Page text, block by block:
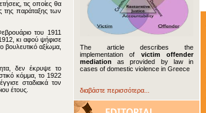
το συνέδριο
τις οποίες θα
της παράταξης των
του 1911
κι αφού ψήφισε
αξίωμα,
δεν έκρυψε το
κόμμα, το 1922
σταδιακά τον
The article describes the
implementation of victim offender
mediationas provided by law in
cases of domestic violence in Greece
διαβάστε περισσότερα...